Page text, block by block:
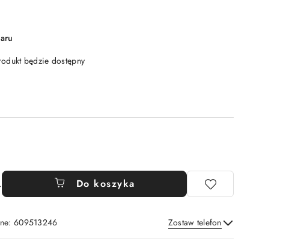
będzie dostępny
Do koszyka
609513246 Zostaw telefon
Wyślij